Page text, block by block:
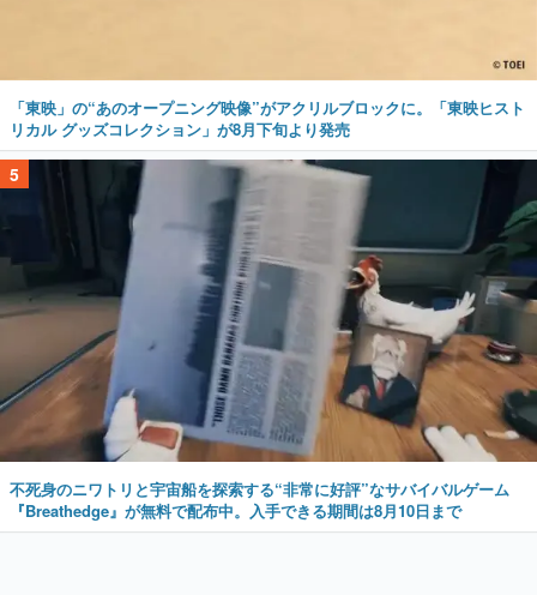
「東映」の“あのオープニング映像”がアクリルブロックに。「東映ヒスト
リカル グッズコレクション」が8月下旬より発売
5
不死身のニワトリと宇宙船を探索する“非常に好評”なサバイバルゲーム
『Breathedge』が無料で配布中。入手できる期間は8月10日まで